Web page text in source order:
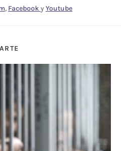
, FacebookyYoutube